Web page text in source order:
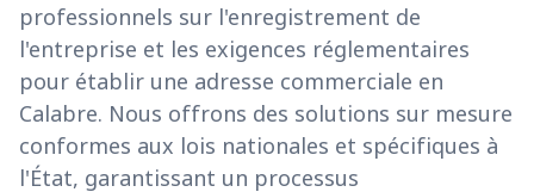
professionnels sur l'enregistrement de
l'entreprise et les exigences réglementaires
pour établir une adresse commerciale en
Calabre. Nous offrons des solutions sur mesure
conformes aux lois nationales et spécifiques à
l'État, garantissant un processus